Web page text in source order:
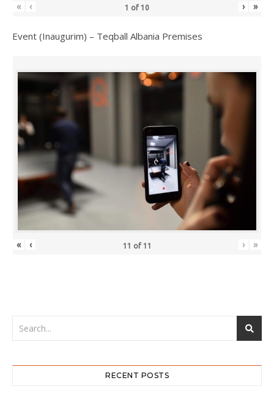
« ‹ 1 of 10 › »
Event (Inaugurim) – Teqball Albania Premises
« ‹ 11 of 11 › »
RECENT POSTS